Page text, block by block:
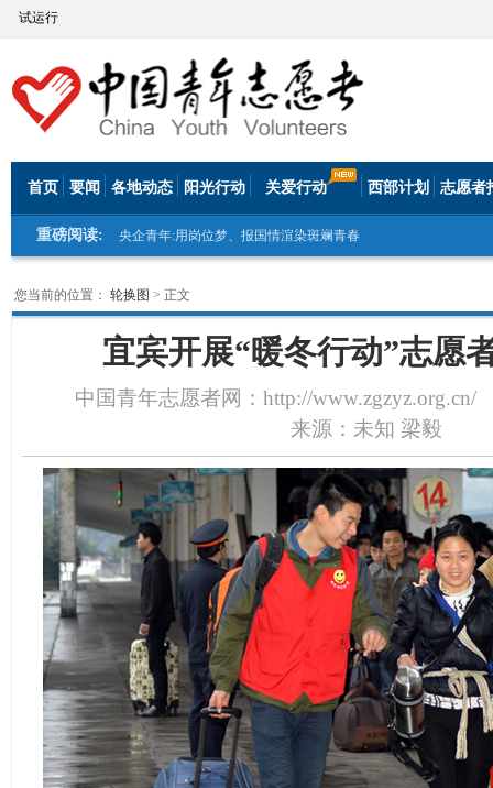
试运行
首页 要闻 各地动态 阳光行动 关爱行动 西部计划 志愿者
重磅阅读: 央企青年:用岗位梦、报国情渲染斑斓青春
您当前的位置： 轮换图 > 正文
宜宾开展“暖冬行动”志愿
中国青年志愿者网：http://www.zgzyz.org.cn/
来源：未知 梁毅